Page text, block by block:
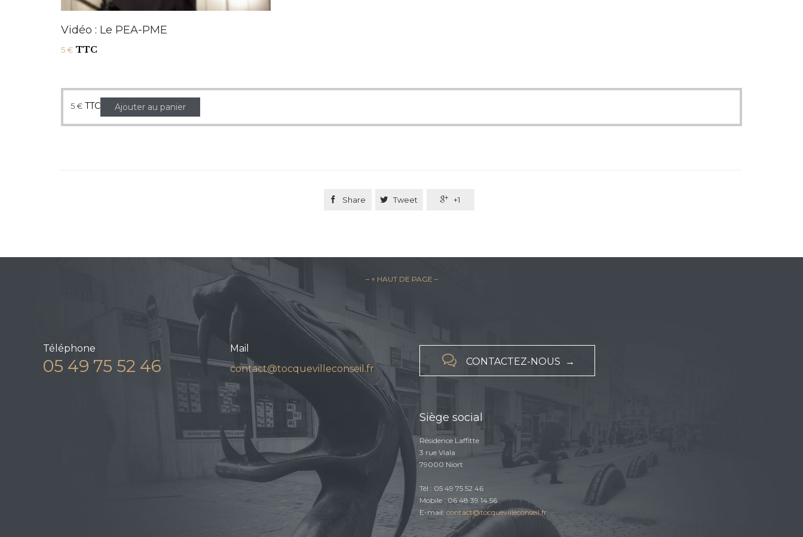
Vidéo : Le PEA-PME
5€ TTC
5€ TTC Ajouter au panier
 Share  Tweet  +1
– ↑ HAUT DE PAGE –
Téléphone
05 49 75 52 46
Mail
contact@tocquevilleconseil.fr
 CONTACTEZ-NOUS →
Siège social
Résidence Laffitte
3 rue Viala
79000 Niort
Tél : 05 49 75 52 46
Mobile : 06 48 39 14 56
E-mail:contact@tocquevilleconseil.fr